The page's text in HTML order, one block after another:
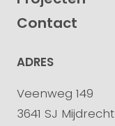
Contact
ADRES
Veenweg 149
3641 SJ Mijdrecht